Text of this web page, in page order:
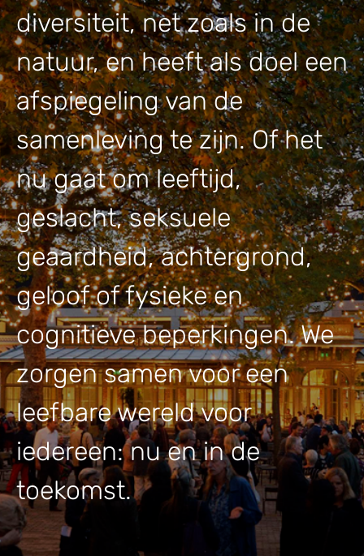
diversiteit, net zoals in de
natuur, en heeft als doel een
afspiegeling van de
samenleving te zijn. Of het
nu gaat om leeftijd,
geslacht, seksuele
geaardheid, achtergrond,
geloof of fysieke en
cognitieve beperkingen. We
zorgen samen voor een
leefbare wereld voor
iedereen: nu en in de
toekomst.